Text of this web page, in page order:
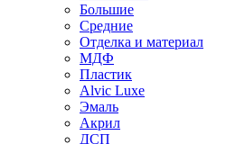
Большие
Средние
Отделка и материал
МДФ
Пластик
Alvic Luxe
Эмаль
Акрил
ДСП